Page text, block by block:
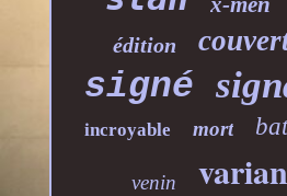
édition
signé
incroyable mort
venin